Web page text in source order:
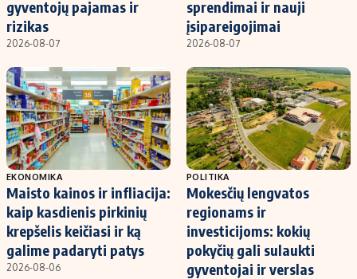
gyventojų pajamas ir
rizikas
2026-08-07
sprendimai ir nauji
įsipareigojimai
2026-08-07
EKONOMIKA
Maisto kainos ir infliacija:
kaip kasdienis pirkinių
krepšelis keičiasi ir ką
galime padaryti patys
2026-08-06
POLITIKA
Mokesčių lengvatos
regionams ir
investicijoms: kokių
pokyčių gali sulaukti
gyventojai ir verslas